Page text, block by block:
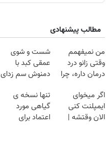
مطالب پیشنهادی
من نمیفهمم
وقتی زانو درد
درمان داره، چرا
تحمل میکنی؟❗
شست و شوی
عمقی کبد با
دمنوش سم زدای
اگر میخوای
ایمپلنت کنی
الان وقتشه |
تنها نسخه ی
گیاهی مورد
اعتماد برای